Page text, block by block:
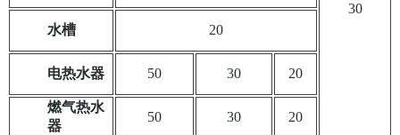
30
水槽 20
电热水器 50 30 20
燃气热水
器
50 30 20